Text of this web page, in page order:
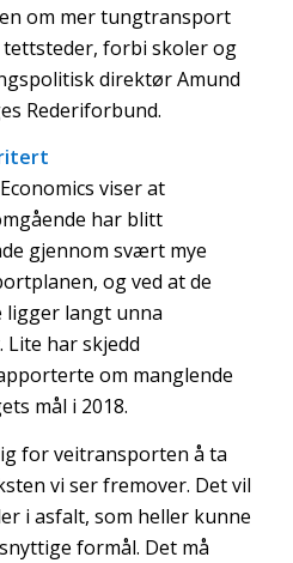
om mer tungtransport
forbi skoler og
direktør Amund
Rederiforbund.
viser at
har blitt
gjennom svært mye
og ved at de
ligger langt unna
Lite har skjedd
om manglende
mål i 2018.
for veitransporten å ta
vi ser fremover. Det vil
i asfalt, som heller kunne
formål. Det må